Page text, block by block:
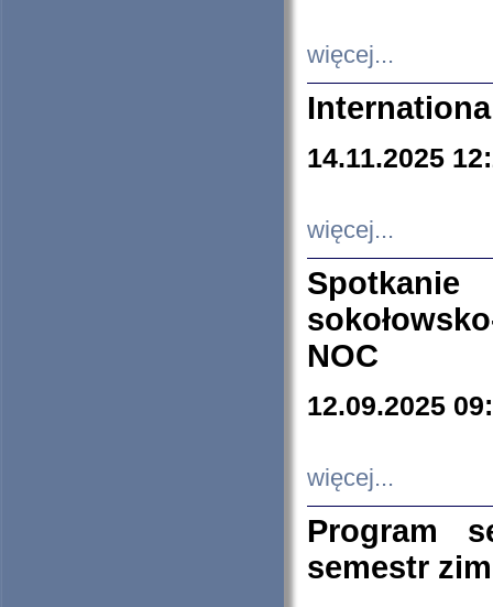
więcej...
14.11.2025
więcej...
NOC
12.09.2025
więcej...
Program
semestr